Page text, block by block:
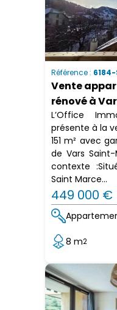
Référence : 6184-
Vente
rénové à
L’Office
présente à la
151 m² avec
de Vars
contexte
Saint Marce...
449 000 €
8 m2